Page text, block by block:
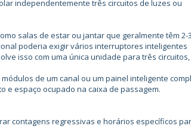
independentemente três circuitos de luzes ou
salas de estar ou jantar que geralmente têm 2-
poderia exigir vários interruptores inteligentes
isso com uma única unidade para três circuitos,
de um canal ou um painel inteligente
e espaço ocupado na caixa de passagem.
contagens regressivas e horários específicos